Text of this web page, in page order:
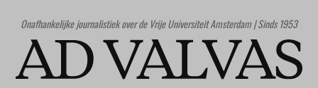
Onafhankelijke journalistiek over de Vrije Universiteit Amsterdam | Sinds 1953